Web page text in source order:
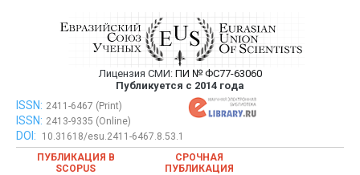
Евразийский Союз Ученых —
публикация научных статей в
ежемесячном научном журнале
Лицензия СМИ: ПИ № ФС77-63060
Публикуется с 2014 года
Евразийский Союз Ученых — публикация научных статей в
ежемесячном научном журнале
ISSN: 2411-6467 (Print)
ISSN: 2413-9335 (Online)
DOI:
10.31618/esu.2411-6467.8.53.1
ПУБЛИКАЦИЯ В
SCOPUS
СРОЧНАЯ
ПУБЛИКАЦИЯ